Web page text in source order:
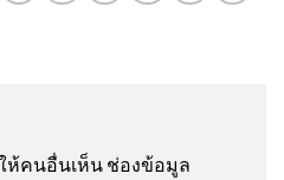
ห้คนอื่นเห็น ช่องข้อมูล